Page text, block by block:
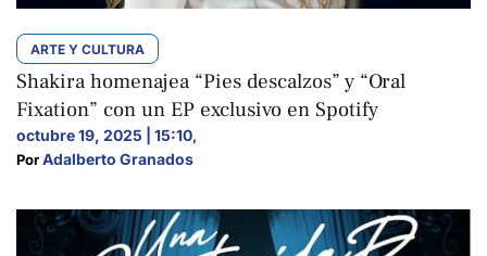
ARTE Y CULTURA
Shakira homenajea “Pies descalzos” y “Oral
Fixation” con un EP exclusivo en Spotify
octubre 19, 2025 | 15:10,
Por Adalberto Granados